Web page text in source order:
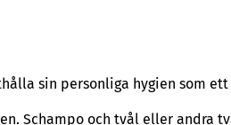
sin personliga hygien som
Schampo och tvål eller andra